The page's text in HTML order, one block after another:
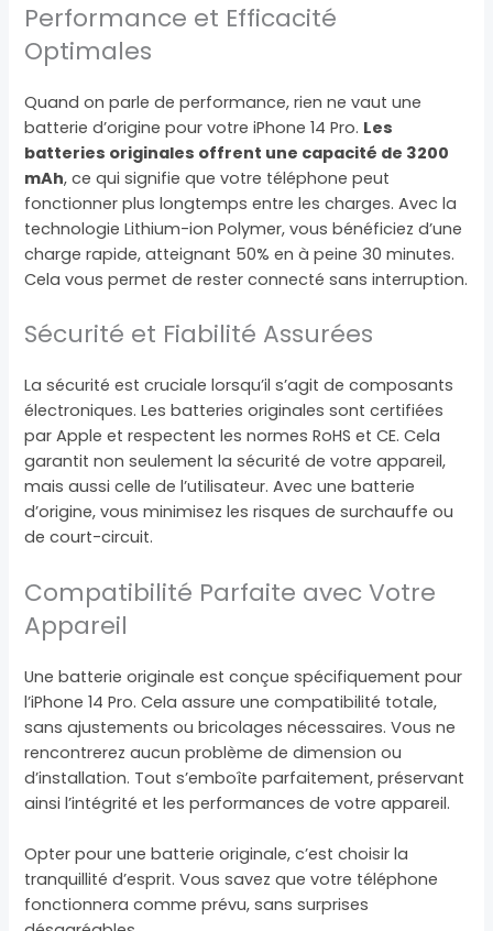
Performance et Efficacité
Optimales
Quand on parle de performance, rien ne vaut une
batterie d’origine pour votre iPhone 14 Pro. Les
batteries originales offrent une capacité de 3200
mAh, ce qui signifie que votre téléphone peut
fonctionner plus longtemps entre les charges. Avec la
technologie Lithium-ion Polymer, vous bénéficiez d’une
charge rapide, atteignant 50% en à peine 30 minutes.
Cela vous permet de rester connecté sans interruption.
Sécurité et Fiabilité Assurées
La sécurité est cruciale lorsqu’il s’agit de composants
électroniques. Les batteries originales sont certifiées
par Apple et respectent les normes RoHS et CE. Cela
garantit non seulement la sécurité de votre appareil,
mais aussi celle de l’utilisateur. Avec une batterie
d’origine, vous minimisez les risques de surchauffe ou
de court-circuit.
Compatibilité Parfaite avec Votre
Appareil
Une batterie originale est conçue spécifiquement pour
l’iPhone 14 Pro. Cela assure une compatibilité totale,
sans ajustements ou bricolages nécessaires. Vous ne
rencontrerez aucun problème de dimension ou
d’installation. Tout s’emboîte parfaitement, préservant
ainsi l’intégrité et les performances de votre appareil.
Opter pour une batterie originale, c’est choisir la
tranquillité d’esprit. Vous savez que votre téléphone
fonctionnera comme prévu, sans surprises